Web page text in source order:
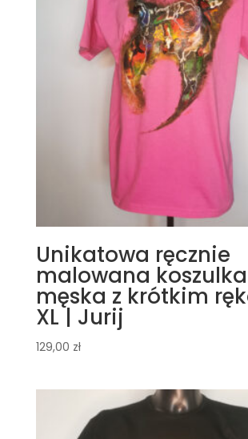
Unikatowa ręcznie
malowana koszulka
męska z krótkim
XL | Jurij
129,00 zł